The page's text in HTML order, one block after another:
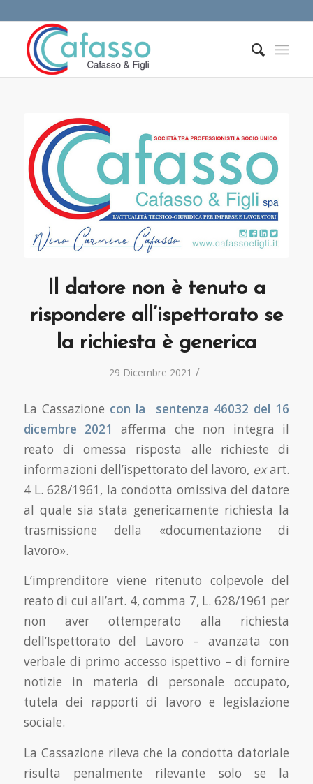
Il datore non è tenuto a
rispondere all’ispettorato se
la richiesta è generica
29 Dicembre 2021 /
La Cassazione con la sentenza 46032 del 16
dicembre 2021
afferma che non integra il
reato di omessa risposta alle richieste di
informazioni dell’ispettorato del lavoro, exart.
4 L. 628/1961, la condotta omissiva del datore
al quale sia stata genericamente richiesta la
trasmissione della «documentazione di
lavoro».
L’imprenditore viene ritenuto colpevole del
reato di cui all’art. 4, comma 7, L. 628/1961 per
non aver ottemperato alla richiesta
dell’Ispettorato del Lavoro – avanzata con
verbale di primo accesso ispettivo – di fornire
notizie in materia di personale occupato,
tutela dei rapporti di lavoro e legislazione
sociale.
La Cassazione rileva che la condotta datoriale
risulta penalmente rilevante solo se la